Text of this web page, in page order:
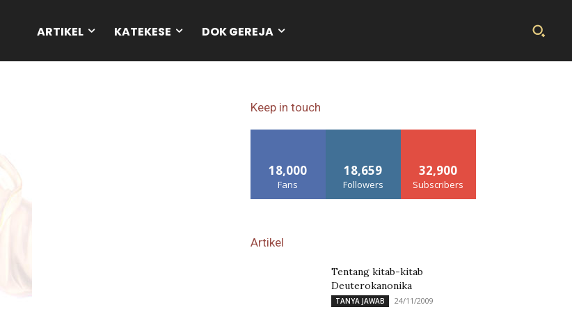
ARTIKEL KATEKESE DOK GEREJA
Keep in touch
18,000
Fans
18,659
Followers
32,900
Subscribers
Artikel
Tentang kitab-kitab
Deuterokanonika
TANYA JAWAB 24/11/2009